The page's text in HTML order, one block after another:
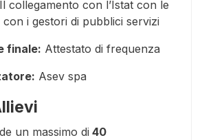
collegamento con l’Istat con le
con i gestori di pubblici servizi
finale: Attestato di frequenza
Asev spa
un massimo di 40